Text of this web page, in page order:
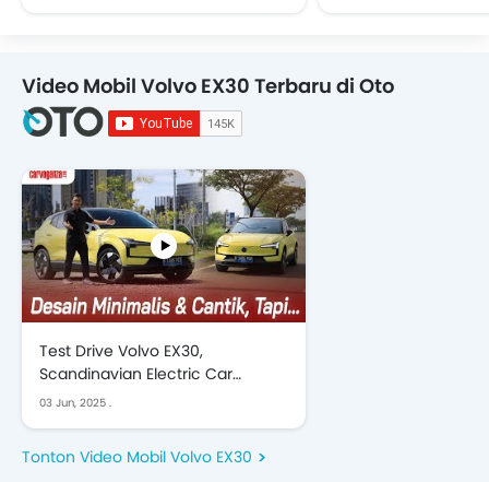
Video Mobil Volvo EX30 Terbaru di Oto
Test Drive Volvo EX30,
Scandinavian Electric Car
Sensation
03 Jun, 2025 .
Tonton Video Mobil Volvo EX30